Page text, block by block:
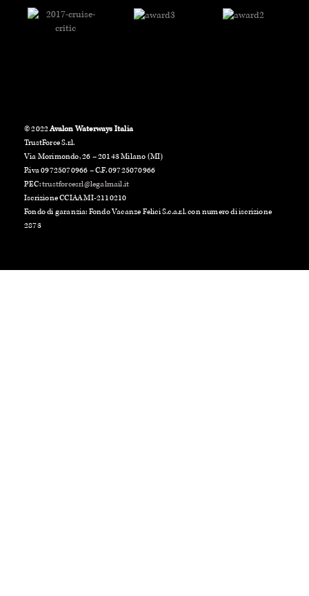
© 2022Avalon Waterways Italia
TrustForce S.r.l.
Via Morimondo, 26 – 20143 Milano (MI)
P.iva 09725070966 – C.F. 09725070966
PEC:trustforcesrl@legalmail.it
Iscrizione CCIAA MI-2110210
Fondo di garanzia: Fondo Vacanze Felici S.c.a.r.l. con numero di iscrizione
2873